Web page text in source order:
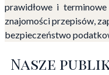
prawidłowe i
znajomości przepisów,
bezpieczeństwo
Nasze